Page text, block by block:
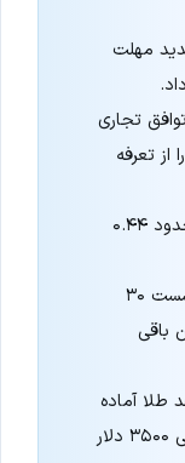
مهلت
تجاری
از تعرفه
شاخص دلار آمریکا (DXY) حدود ۰.۴۴
احتمال تغییر نرخ بهره در نشست ۳۰
باقی
طلا آماده
حرکت به سمت ۳۴۵۲ و حتی ۳۵۰۰ دلار